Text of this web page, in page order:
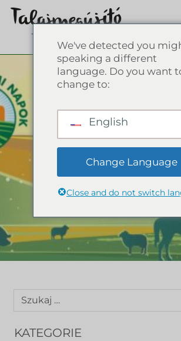
KATEGORIE
We've detected you
speaking a different
language. Do you want
change to:
English
Change Language
Close and do not switch